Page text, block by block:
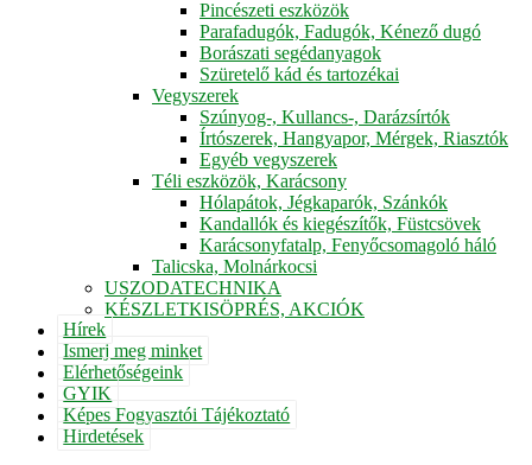
Pincészeti eszközök
Parafadugók, Fadugók, Kénező dugó
Borászati segédanyagok
Szüretelő kád és tartozékai
Vegyszerek
Szúnyog-, Kullancs-, Darázsírtók
Írtószerek, Hangyapor, Mérgek, Riasztók
Egyéb vegyszerek
Téli eszközök, Karácsony
Hólapátok, Jégkaparók, Szánkók
Kandallók és kiegészítők, Füstcsövek
Karácsonyfatalp, Fenyőcsomagoló háló
Talicska, Molnárkocsi
USZODATECHNIKA
KÉSZLETKISÖPRÉS, AKCIÓK
Hírek
Ismerj meg minket
Elérhetőségeink
GYIK
Képes Fogyasztói Tájékoztató
Hirdetések